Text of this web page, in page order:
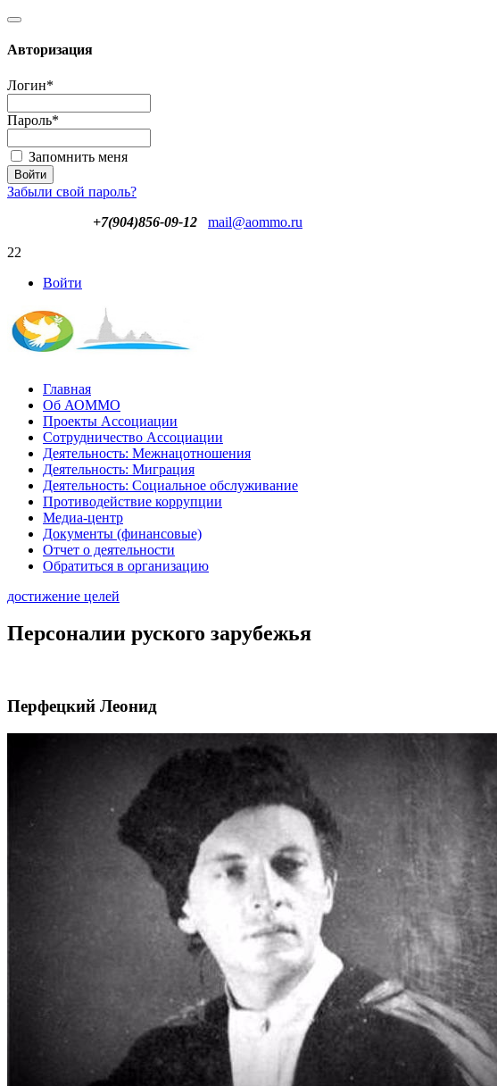
Авторизация
Логин*
Пароль*
Запомнить меня
Забыли свой пароль?
+7(904)856-09-12
mail@aommo.ru
22
Войти
Главная
Об АОММО
Проекты Ассоциации
Сотрудничество Ассоциации
Деятельность: Межнацотношения
Деятельность: Миграция
Деятельность: Социальное обслуживание
Противодействие коррупции
Медиа-центр
Документы (финансовые)
Отчет о деятельности
Обратиться в организацию
достижение целей
Персоналии руского зарубежья
Перфецкий Леонид